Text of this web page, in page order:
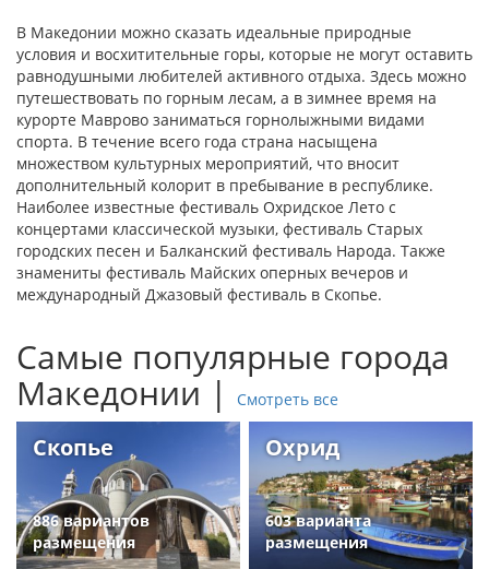
В Македонии можно сказать идеальные природные
условия и восхитительные горы, которые не могут оставить
равнодушными любителей активного отдыха. Здесь можно
путешествовать по горным лесам, а в зимнее время на
курорте Маврово заниматься горнолыжными видами
спорта. В течение всего года страна насыщена
множеством культурных мероприятий, что вносит
дополнительный колорит в пребывание в республике.
Наиболее известные фестиваль Охридское Лето с
концертами классической музыки, фестиваль Старых
городских песен и Балканский фестиваль Народа. Также
знамениты фестиваль Майских оперных вечеров и
международный Джазовый фестиваль в Скопье.
Самые популярные города
Македонии |
Смотреть все
Скопье
886 вариантов
размещения
Охрид
603 варианта
размещения